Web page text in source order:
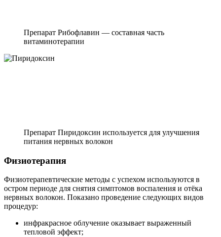
Препарат Рибофлавин — составная часть
витаминотерапии
Препарат Пиридоксин используется для улучшения
питания нервных волокон
Физиотерапия
Физиотерапевтические методы с успехом используются в
остром периоде для снятия симптомов воспаления и отёка
нервных волокон. Показано проведение следующих видов
процедур:
инфракрасное облучение оказывает выраженный
тепловой эффект;